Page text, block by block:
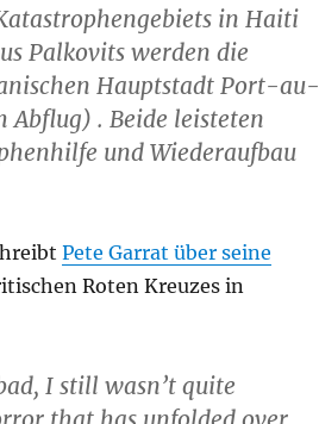
in Haiti
Palkovits werden die
Hauptstadt Port-au-
Abflug) . Beide leisteten
und Wiederaufbau
Pete Garrat über seine
Roten Kreuzes in
I still wasn’t quite